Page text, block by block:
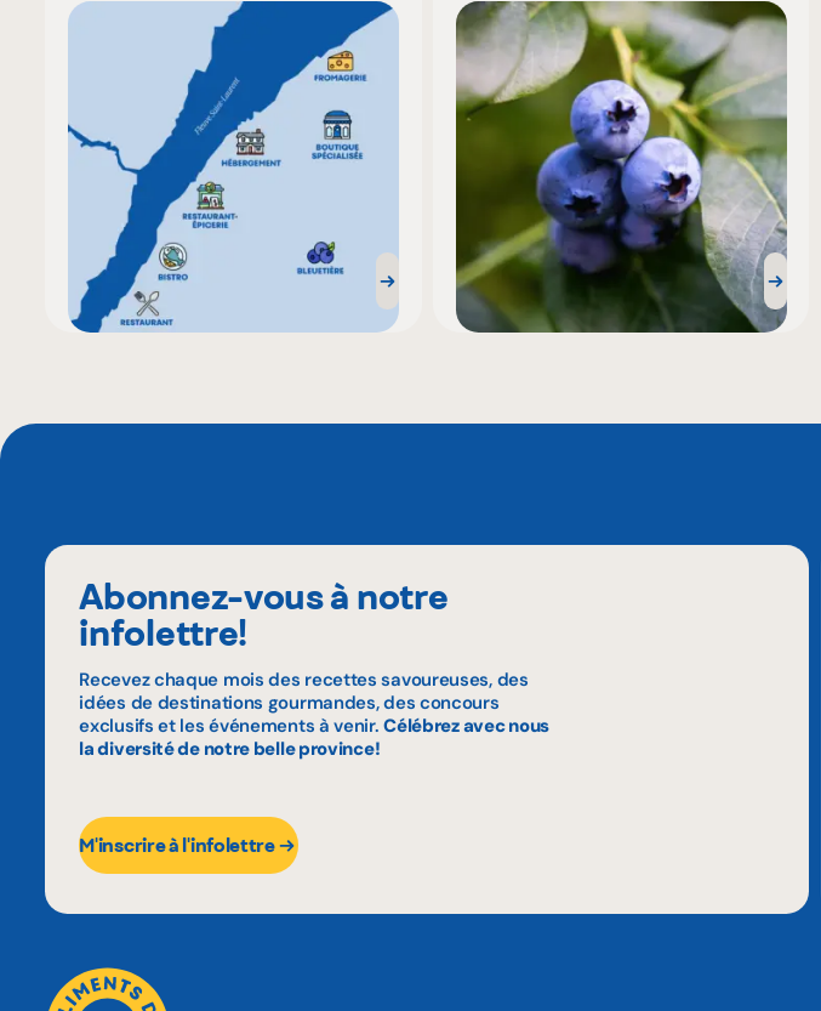
Abonnez-vous à notre
infolettre!
Recevez chaque mois des recettes savoureuses, des
idées de destinations gourmandes, des concours
exclusifs et les événements à venir.Célébrez avec nous
la diversité de notre belle province!
M'inscrire à l'infolettre